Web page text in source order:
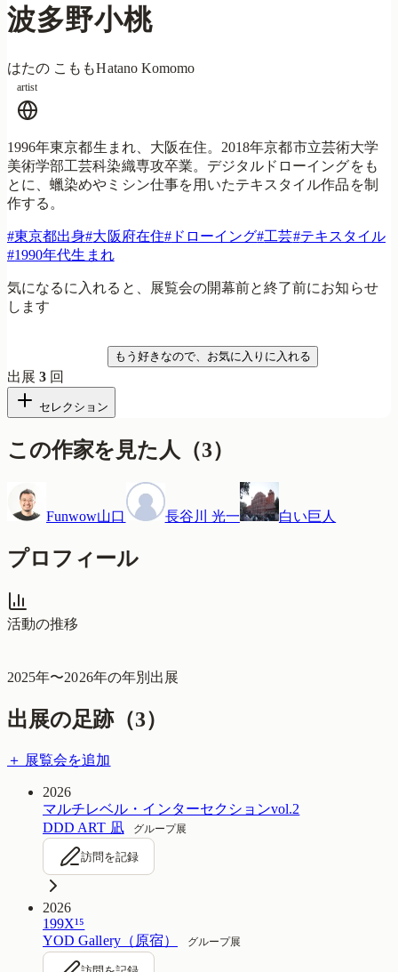
波多野小桃
はたの こももHatano Komomo
artist
1996年東京都生まれ、大阪在住。2018年京都市立芸術大学
美術学部工芸科染織専攻卒業。デジタルドローイングをも
とに、蠟染めやミシン仕事を用いたテキスタイル作品を制
作する。
#東京都出身#大阪府在住#ドローイング#工芸#テキスタイル
#1990年代生まれ
気になるに入れると、展覧会の開幕前と終了前にお知らせ
します
もう好きなので、お気に入りに入れる
出展3 回
セレクション
この作家を見た人 （3）
Funwow山口 長谷川 光一 白い巨人
プロフィール
活動の推移
2025年〜2026年の年別出展
出展の足跡（3）
＋ 展覧会を追加
2026
マルチレベル・インターセクションvol.2
DDD ART 凪
グループ展
訪問を記録
2026
199X¹⁵
YOD Gallery（原宿）
グループ展